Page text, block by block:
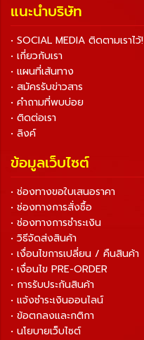
แนะนำบริษัท
• SOCIAL MEDIA ติดตามเราไว้!
• เกี่ยวกับเรา
• แผนที่เส้นทาง
• สมัครรับข่าวสาร
• คำถามที่พบบ่อย
• ติดต่อเรา
• ลิงค์
ข้อมูลเว็บไซต์
• ช่องทางขอใบเสนอราคา
• ช่องทางการสั่งซื้อ
• ช่องทางการชำระเงิน
• วิธีจัดส่งสินค้า
• เงื่อนไขการเปลี่ยน / คืนสินค้า
• เงื่อนไข PRE-ORDER
• การรับประกันสินค้า
• แจ้งชำระเงินออนไลน์
• ข้อตกลงและกติกา
• นโยบายเว็บไซต์